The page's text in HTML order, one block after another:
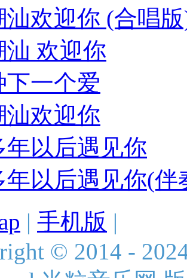
汕欢迎你 (合唱
汕 欢迎你
下一个爱
汕欢迎你
年以后遇见你
年以后遇见你(伴
| 手机版 |
© 2014 -